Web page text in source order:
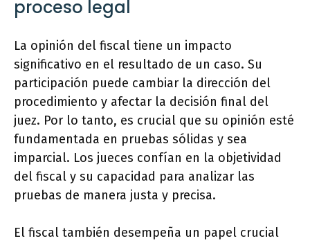
proceso legal
La opinión del fiscal tiene un impacto
significativo en el resultado de un caso. Su
participación puede cambiar la dirección del
procedimiento y afectar la decisión final del
juez. Por lo tanto, es crucial que su opinión esté
fundamentada en pruebas sólidas y sea
imparcial. Los jueces confían en la objetividad
del fiscal y su capacidad para analizar las
pruebas de manera justa y precisa.
El fiscal también desempeña un papel crucial